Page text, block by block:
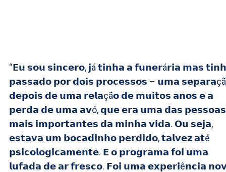
“𝗘𝘂 𝘀𝗼𝘂 𝘀𝗶𝗻𝗰𝗲𝗿𝗼, 𝗷á 𝘁𝗶𝗻𝗵𝗮 𝗮 𝗳𝘂𝗻𝗲𝗿á𝗿𝗶𝗮 𝗺𝗮𝘀
𝗽𝗮𝘀𝘀𝗮𝗱𝗼 𝗽𝗼𝗿 𝗱𝗼𝗶𝘀 𝗽𝗿𝗼𝗰𝗲𝘀𝘀𝗼𝘀 – 𝘂𝗺𝗮
𝗱𝗲𝗽𝗼𝗶𝘀 𝗱𝗲 𝘂𝗺𝗮 𝗿𝗲𝗹𝗮çã𝗼 𝗱𝗲 𝗺𝘂𝗶𝘁𝗼𝘀 𝗮𝗻𝗼𝘀 𝗲 𝗮
𝗽𝗲𝗿𝗱𝗮 𝗱𝗲 𝘂𝗺𝗮 𝗮𝘃ó, 𝗾𝘂𝗲 𝗲𝗿𝗮 𝘂𝗺𝗮 𝗱𝗮𝘀 𝗽𝗲𝘀𝘀𝗼𝗮𝘀
𝗺𝗮𝗶𝘀 𝗶𝗺𝗽𝗼𝗿𝘁𝗮𝗻𝘁𝗲𝘀 𝗱𝗮 𝗺𝗶𝗻𝗵𝗮 𝘃𝗶𝗱𝗮. 𝗢𝘂 𝘀𝗲𝗷𝗮,
𝗲𝘀𝘁𝗮𝘃𝗮 𝘂𝗺 𝗯𝗼𝗰𝗮𝗱𝗶𝗻𝗵𝗼 𝗽𝗲𝗿𝗱𝗶𝗱𝗼, 𝘁𝗮𝗹𝘃𝗲𝘇 𝗮𝘁é
𝗽𝘀𝗶𝗰𝗼𝗹𝗼𝗴𝗶𝗰𝗮𝗺𝗲𝗻𝘁𝗲. 𝗘 𝗼 𝗽𝗿𝗼𝗴𝗿𝗮𝗺𝗮 𝗳𝗼𝗶 𝘂𝗺𝗮
𝗹𝘂𝗳𝗮𝗱𝗮 𝗱𝗲 𝗮𝗿 𝗳𝗿𝗲𝘀𝗰𝗼. 𝗙𝗼𝗶 𝘂𝗺𝗮 𝗲𝘅𝗽𝗲𝗿𝗶ê𝗻𝗰𝗶𝗮